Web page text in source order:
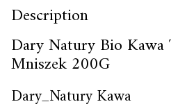
Description
Dary Natury Bio
Mniszek 200G
Dary_Natury Kawa